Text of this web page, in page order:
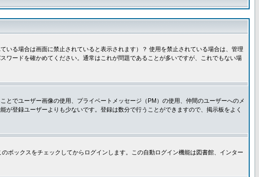
る場合は画面に禁止されていると表示されます）？ 使用を禁止されている場合は、管理
ードを確かめてください。通常はこれが問題であることが多いですが、これでもない場
でユーザー画像の使用、プライベートメッセージ（PM）の使用、仲間のユーザーへのメ
登録ユーザーよりも少ないです。登録は数分で行うことができますので、掲示板をよく
ボックスをチェックしてからログインします。この自動ログイン機能は図書館、インター